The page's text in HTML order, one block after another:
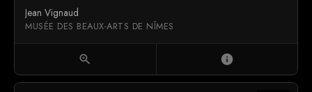
Jean Vignaud
MUSÉE DES BEAUX-ARTS DE NÎMES
zoom_in info